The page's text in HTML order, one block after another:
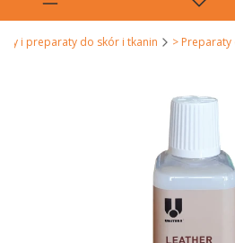
i preparaty do skór i tkanin